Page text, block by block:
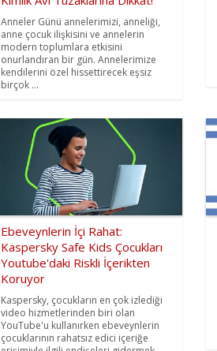
Anneler Günü annelerimizi, anneliği,
anne çocuk ilişkisini ve annelerin
modern toplumlara etkisini
onurlandıran bir gün. Annelerimize
kendilerini özel hissettirecek eşsiz
birçok ...
Ebeveynlerin İçi Rahat:
Kaspersky Safe Kids Çocukları
Youtube'daki Riskli İçerikten
Koruyor
Kaspersky, çocukların en çok izlediği
video hizmetlerinden biri olan
YouTube'u kullanırken ebeveynlerin
çocuklarının rahatsız edici içeriğe